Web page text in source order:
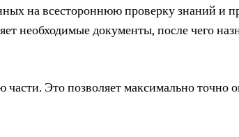
на всестороннюю проверку знаний и
необходимые документы, после чего
Это позволяет максимально точно